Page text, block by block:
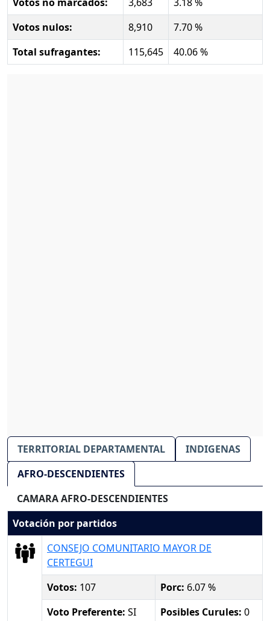
Votos nulos:
8,910
7.70 %
Total sufragantes:
115,645 40.06 %
TERRITORIAL DEPARTAMENTAL
INDIGENAS
AFRO-DESCENDIENTES
CAMARA AFRO-DESCENDIENTES
Votación por partidos
CONSEJO COMUNITARIO MAYOR DE
CERTEGUI
Votos: 107 Porc: 6.07 %
Voto Preferente: SI Posibles Curules: 0